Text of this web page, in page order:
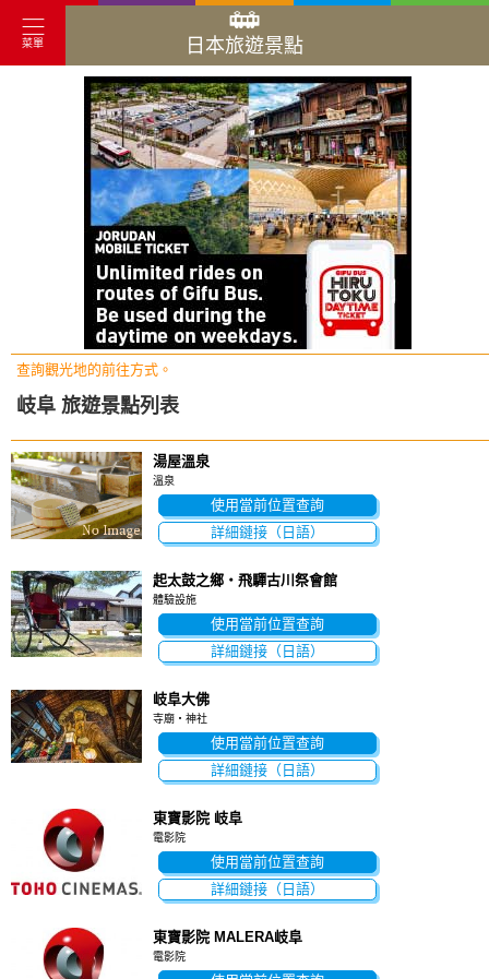
菜單 日本旅遊景點
查詢觀光地的前往方式。
岐阜 旅遊景點列表
湯屋溫泉
溫泉
使用當前位置查詢
詳細鏈接（日語）
起太鼓之鄉・飛驒古川祭會館
體驗設施
使用當前位置查詢
詳細鏈接（日語）
岐阜大佛
寺廟・神社
使用當前位置查詢
詳細鏈接（日語）
東寶影院 岐阜
電影院
使用當前位置查詢
詳細鏈接（日語）
東寶影院 MALERA岐阜
電影院